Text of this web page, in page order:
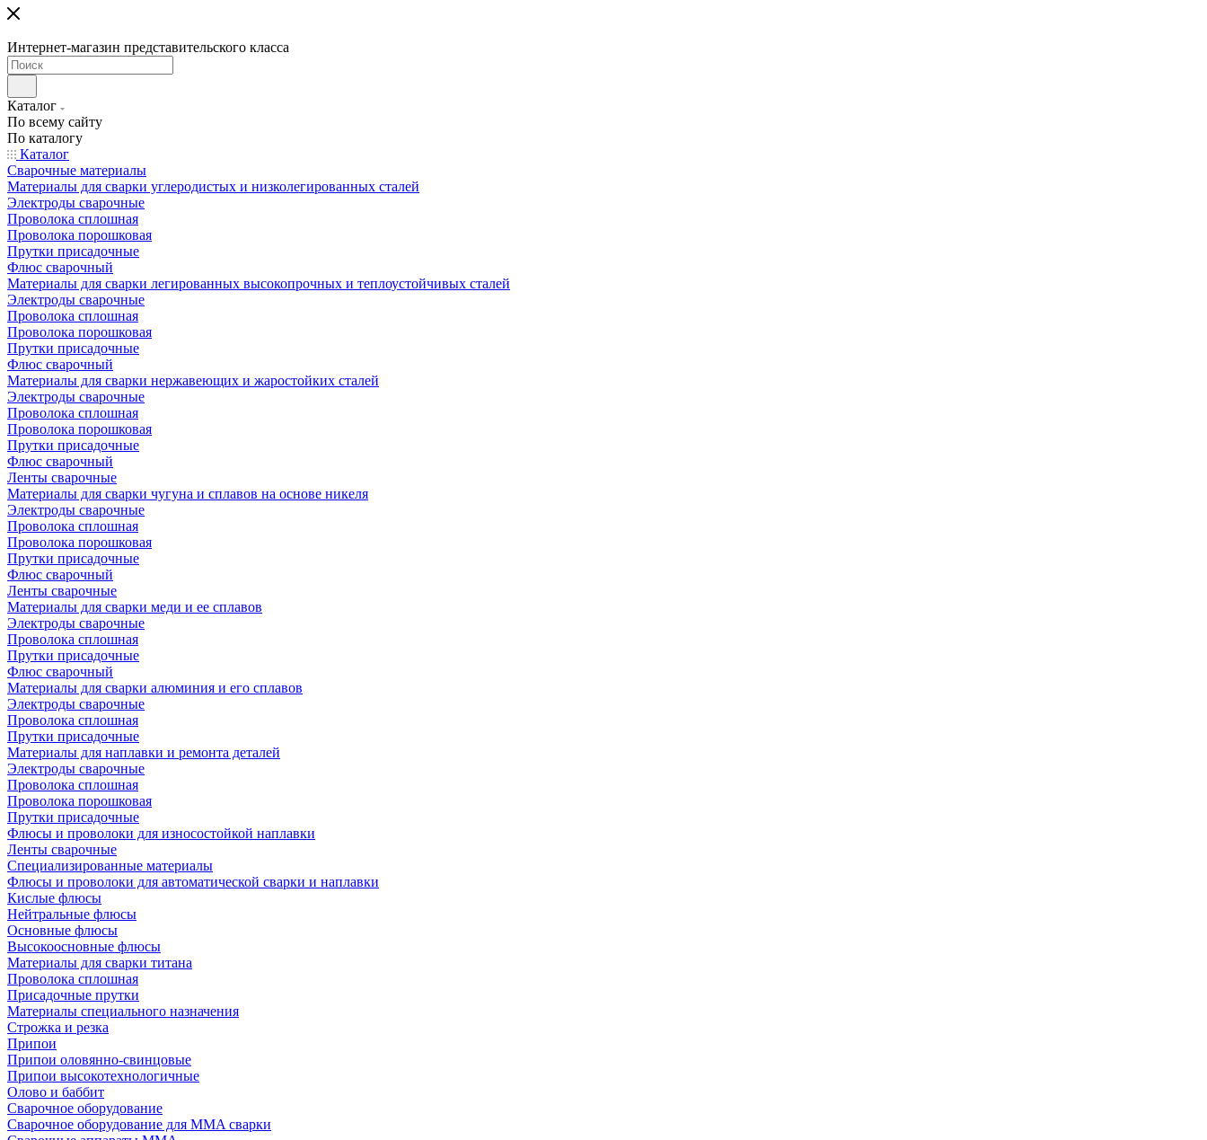
Интернет-магазин представительского класса
Каталог
По всему сайту
По каталогу
Каталог
Сварочные материалы
Материалы для сварки углеродистых и низколегированных сталей
Электроды сварочные
Проволока сплошная
Проволока порошковая
Прутки присадочные
Флюс сварочный
Материалы для сварки легированных высокопрочных и теплоустойчивых сталей
Электроды сварочные
Проволока сплошная
Проволока порошковая
Прутки присадочные
Флюс сварочный
Материалы для сварки нержавеющих и жаростойких сталей
Электроды сварочные
Проволока сплошная
Проволока порошковая
Прутки присадочные
Флюс сварочный
Ленты сварочные
Материалы для сварки чугуна и сплавов на основе никеля
Электроды сварочные
Проволока сплошная
Проволока порошковая
Прутки присадочные
Флюс сварочный
Ленты сварочные
Материалы для сварки меди и ее сплавов
Электроды сварочные
Проволока сплошная
Прутки присадочные
Флюс сварочный
Материалы для сварки алюминия и его сплавов
Электроды сварочные
Проволока сплошная
Прутки присадочные
Материалы для наплавки и ремонта деталей
Электроды сварочные
Проволока сплошная
Проволока порошковая
Прутки присадочные
Флюсы и проволоки для износостойкой наплавки
Ленты сварочные
Специализированные материалы
Флюсы и проволоки для автоматической сварки и наплавки
Кислые флюсы
Нейтральные флюсы
Основные флюсы
Высокоосновные флюсы
Материалы для сварки титана
Проволока сплошная
Присадочные прутки
Материалы специального назначения
Строжка и резка
Припои
Припои оловянно-свинцовые
Припои высокотехнологичные
Олово и баббит
Сварочное оборудование
Сварочное оборудование для MMA сварки